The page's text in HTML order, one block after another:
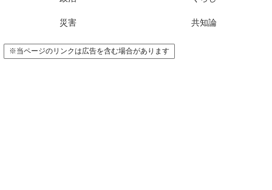
災害 共知論
※当ページのリンクは広告を含む場合があります